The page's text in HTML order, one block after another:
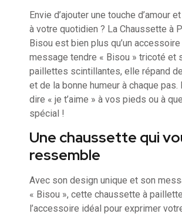
Envie d’ajouter une touche d’amour
à votre quotidien ? La Chaussette à
Bisou est bien plus qu’un
message tendre « Bisou » tricoté et
paillettes scintillantes, elle répand
et de la bonne humeur à chaque
dire « je t’aime » à vos pieds ou à
spécial !
Une chaussette qui
ressemble
Avec son design unique et son
« Bisou », cette chaussette à
l’accessoire idéal pour exprimer